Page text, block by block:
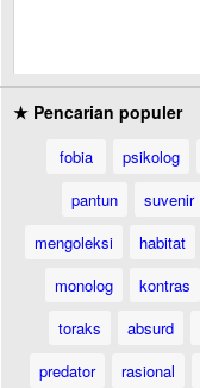
★ Pencarian populer
fobia psikolog
pantun
suvenir
mengoleksi
habitat
monolog
kontras
toraks
absurd
predator
rasional